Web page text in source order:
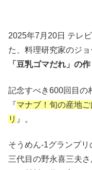
2025年7月20日 テレ
た、料理研究家のジ
「豆乳ゴマだれ」の
記念すべき600回目の
『マナブ！旬の産地
リ 』。
そうめん-1グランプ
三代目の野永喜三夫